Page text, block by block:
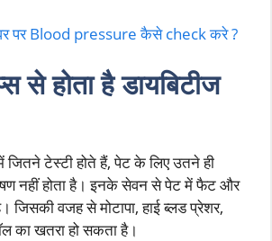
पर Blood pressure कैसे check करे ?
से होता है डायबिटीज
टेस्टी होते हैं, पेट के लिए उतने ही
नहीं होता है। इनके सेवन से पेट में फैट और
जिसकी वजह से मोटापा, हाई ब्लड प्रेशर,
का खतरा हो सकता है।